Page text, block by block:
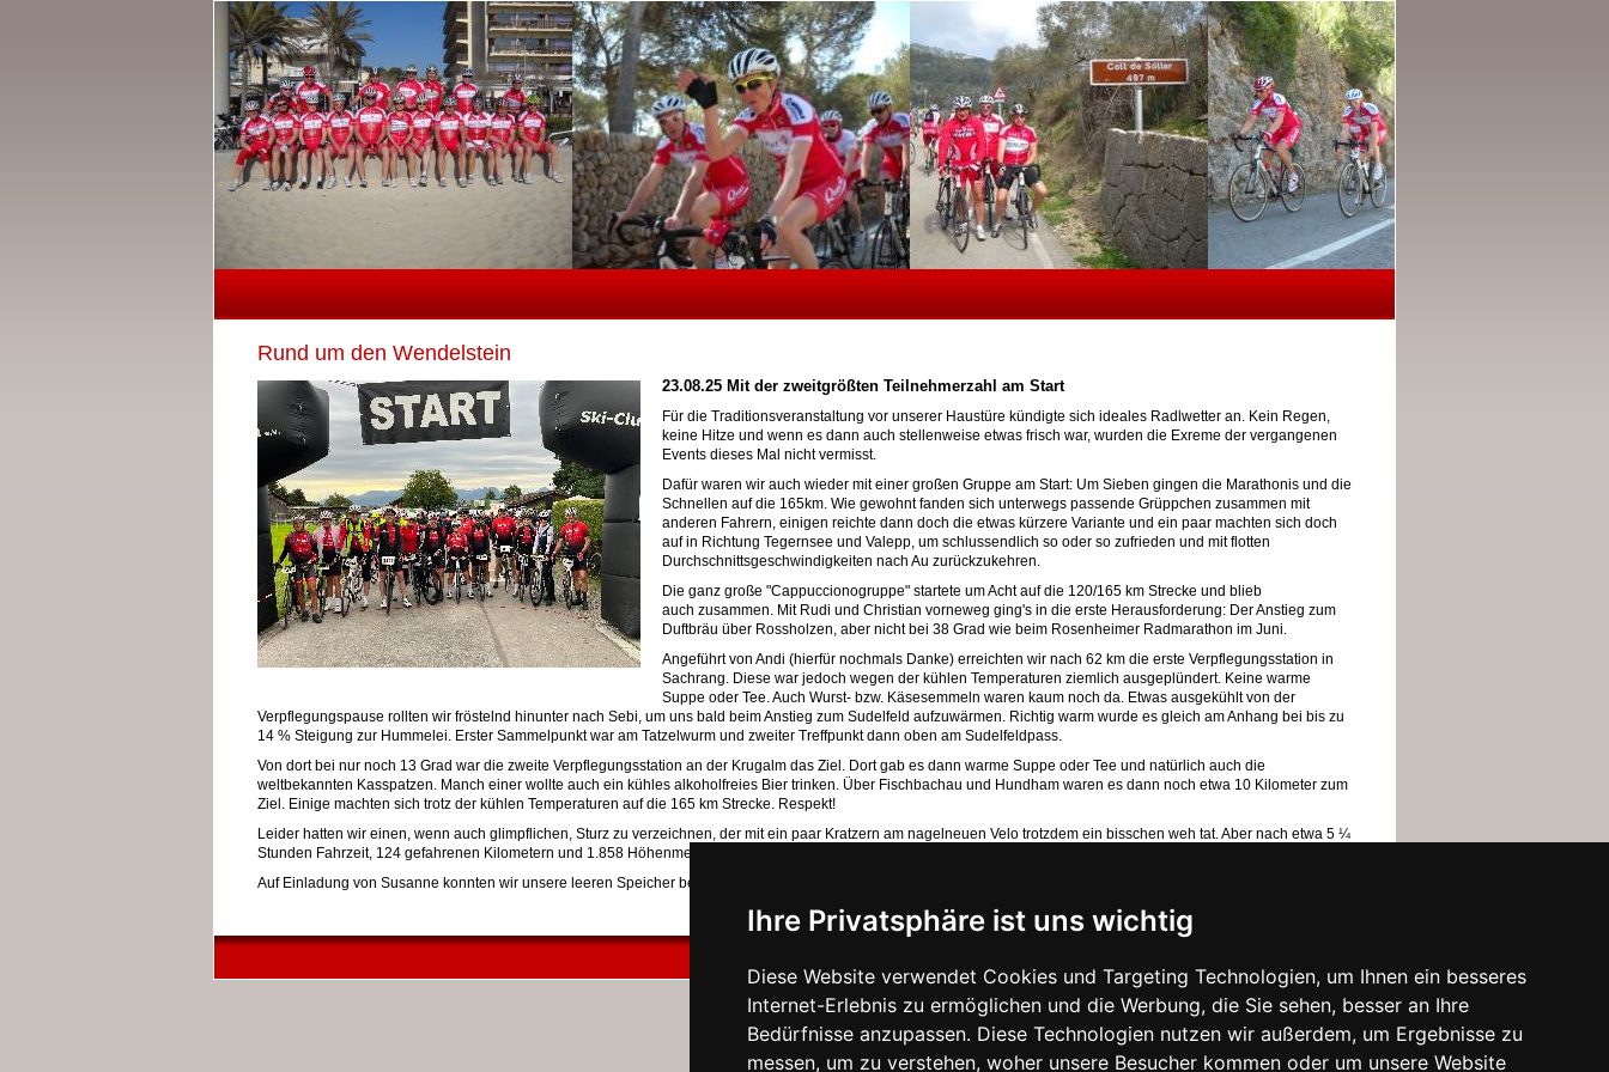
Ihre Privatsphäre ist uns wichtig
Diese Website verwendet Cookies und Targeting Technologien, um Ihnen ein besseres
Internet-Erlebnis zu ermöglichen und die Werbung, die Sie sehen, besser an Ihre
Bedürfnisse anzupassen. Diese Technologien nutzen wir außerdem, um Ergebnisse zu
messen, um zu verstehen, woher unsere Besucher kommen oder um unsere Website
Rund um den Wendelstein
23.08.25 Mit der zweitgrößten Teilnehmerzahl am Start
Für die Traditionsveranstaltung vor unserer Haustüre kündigte sich ideales Radlwetter an. Kein Regen,
keine Hitze und wenn es dann auch stellenweise etwas frisch war, wurden die Exreme der vergangenen
Events dieses Mal nicht vermisst.
Dafür waren wir auch wieder mit einer großen Gruppe am Start: Um Sieben gingen die Marathonis und die
Schnellen auf die 165km. Wie gewohnt fanden sich unterwegs passende Grüppchen zusammen mit
anderen Fahrern, einigen reichte dann doch die etwas kürzere Variante und ein paar machten sich doch
auf in Richtung Tegernsee und Valepp, um schlussendlich so oder so zufrieden und mit flotten
Durchschnittsgeschwindigkeiten nach Au zurückzukehren.
Die ganz große "Cappuccionogruppe" startete um Acht auf die 120/165 km Strecke und blieb
auch zusammen. Mit Rudi und Christian vorneweg ging's in die erste Herausforderung: Der Anstieg zum
Duftbräu über Rossholzen, aber nicht bei 38 Grad wie beim Rosenheimer Radmarathon im Juni.
Angeführt von Andi (hierfür nochmals Danke) erreichten wir nach 62 km die erste Verpflegungsstation in
Sachrang. Diese war jedoch wegen der kühlen Temperaturen ziemlich ausgeplündert. Keine warme
Suppe oder Tee. Auch Wurst- bzw. Käsesemmeln waren kaum noch da. Etwas ausgekühlt von der
Verpflegungspause rollten wir fröstelnd hinunter nach Sebi, um uns bald beim Anstieg zum Sudelfeld aufzuwärmen. Richtig warm wurde es gleich am Anhang bei bis zu
14 % Steigung zur Hummelei. Erster Sammelpunkt war am Tatzelwurm und zweiter Treffpunkt dann oben am Sudelfeldpass.
Von dort bei nur noch 13 Grad war die zweite Verpflegungsstation an der Krugalm das Ziel. Dort gab es dann warme Suppe oder Tee und natürlich auch die
weltbekannten Kasspatzen. Manch einer wollte auch ein kühles alkoholfreies Bier trinken. Über Fischbachau und Hundham waren es dann noch etwa 10 Kilometer zum
Ziel. Einige machten sich trotz der kühlen Temperaturen auf die 165 km Strecke. Respekt!
Leider hatten wir einen, wenn auch glimpflichen, Sturz zu verzeichnen, der mit ein paar Kratzern am nagelneuen Velo trotzdem ein bisschen weh tat. Aber nach etwa 5 ¼
Stunden Fahrzeit, 124 gefahrenen Kilometern und 1.858 Höhenmeter erreichte dann die Gruppe bei nunmehr etwas wärmeren Temperaturen das Ziel in Au.
Auf Einladung von Susanne konnten wir unsere leeren Speicher bei Kaffee und Kuchen wieder etwas auffüllen. Vielen Dank!